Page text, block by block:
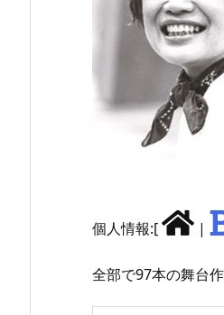
個人情報:[ |
全部で97本の舞台